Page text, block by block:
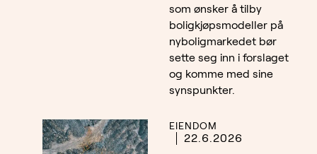
som ønsker å tilby
boligkjøpsmodeller på
nyboligmarkedet bør
sette seg inn i forslaget
og komme med sine
synspunkter.
EIENDOM
22.6.2026